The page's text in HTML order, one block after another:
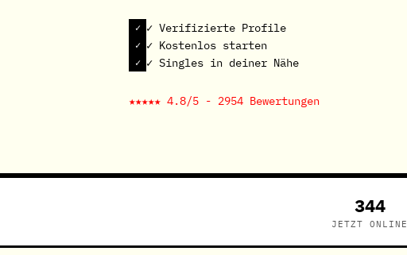
✓ Verifizierte Profile
✓ Kostenlos starten
✓ Singles in deiner Nähe
★★★★★ 4.8/5 - 2954 Bewertungen
344
JETZT ONLINE